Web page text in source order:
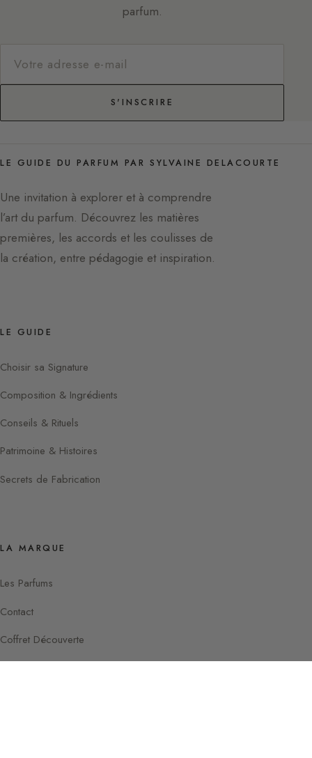
parfum.
S'INSCRIRE
LE GUIDE DU PARFUM PAR SYLVAINE DELACOURTE
Une invitation à explorer et à comprendre
l’art du parfum. Découvrez les matières
premières, les accords et les coulisses de
la création, entre pédagogie et inspiration.
LE GUIDE
Choisir sa Signature
Composition & Ingrédients
Conseils & Rituels
Patrimoine & Histoires
Secrets de Fabrication
LA MARQUE
Les Parfums
Contact
Coffret Découverte